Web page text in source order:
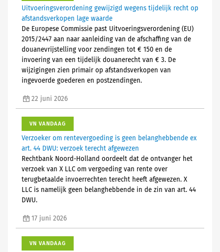
Uitvoeringsverordening gewijzigd wegens tijdelijk recht op
afstandsverkopen lage waarde
De Europese Commissie past Uitvoeringsverordening (EU)
2015/2447 aan naar aanleiding van de afschaffing van de
douanevrijstelling voor zendingen tot € 150 en de
invoering van een tijdelijk douanerecht van € 3. De
wijzigingen zien primair op afstandsverkopen van
ingevoerde goederen en postzendingen.
22 juni 2026
VN VANDAAG
Verzoeker om rentevergoeding is geen belanghebbende ex
art. 44 DWU: verzoek terecht afgewezen
Rechtbank Noord-Holland oordeelt dat de ontvanger het
verzoek van X LLC om vergoeding van rente over
terugbetaalde invoerrechten terecht heeft afgewezen. X
LLC is namelijk geen belanghebbende in de zin van art. 44
DWU.
17 juni 2026
VN VANDAAG